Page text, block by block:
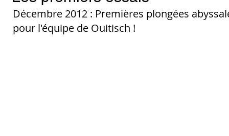
Décembre 2012 : Premières plongées
pour l'équipe de Ouitisch !